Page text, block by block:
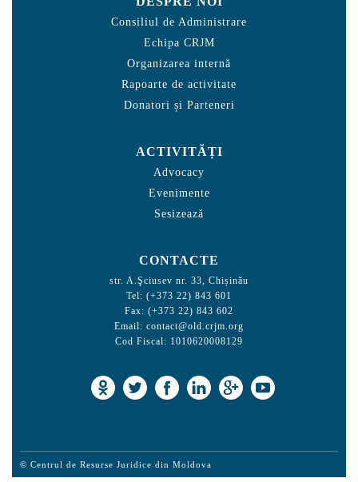
Consiliul de Administrare
Echipa CRJM
Organizarea internă
Rapoarte de activitate
Donatori și Parteneri
ACTIVITĂȚI
Advocacy
Evenimente
Sesizează
CONTACTE
str. A.Şciusev nr. 33, Chișinău
Tel: (+373 22) 843 601
Fax: (+373 22) 843 602
Email: contact@old.crjm.org
Cod Fiscal: 1010620008129
© Centrul de Resurse Juridice din Moldova